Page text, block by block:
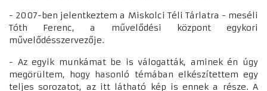
- 2007-ben jelentkeztem a Miskolci Téli Tárlatra - meséli
Tóth Ferenc, a művelődési központ egykori
művelődésszervezője.
- Az egyik munkámat be is válogatták, aminek én úgy
megörültem, hogy hasonló témában elkészítettem egy
teljes sorozatot, az itt látható kép is ennek a része. A